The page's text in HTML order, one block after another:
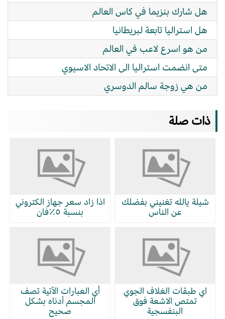
هل شارك بنزيما في كاس العالم
هل استراليا تابعة لبريطانيا
من هو اسرع لاعب في العالم
متى انضمت استراليا الى الاتحاد الاسيوي
من هي زوجة سالم الدوسري
ذات صلة
شيلة يالله تغنيني بفضلك
عن الناس
اذا زاد سعر جهاز الكتروني
بنسبة ٥٪فان
اي طبقات الغلاف الجوي
تمتص الاشعة فوق
البنفسجية
أي العبارات الآتية تصف
المجسم أدناه بشكل
صحيح